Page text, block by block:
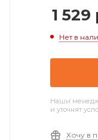
1 529
Нет в
Наши
и уточнят
Хочу в